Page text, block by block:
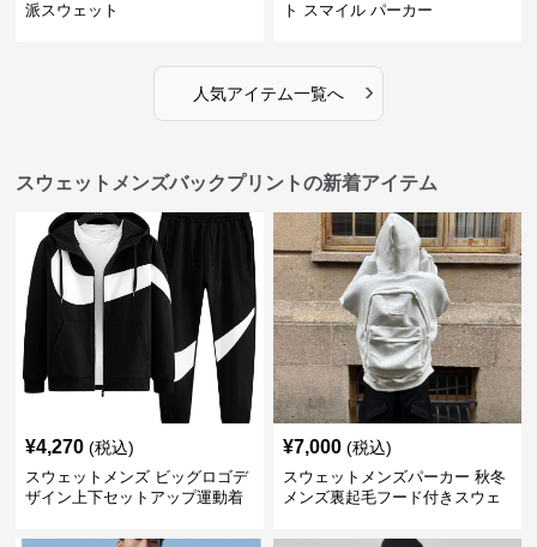
派スウェット
ト スマイル パーカー
人気アイテム一覧へ ›
スウェットメンズバックプリントの新着アイテム
¥4,270 (税込)
スウェットメンズ ビッグロゴデ
ザイン上下セットアップ運動着
¥7,000 (税込)
スウェットメンズパーカー 秋冬
メンズ裏起毛フード付きスウェ